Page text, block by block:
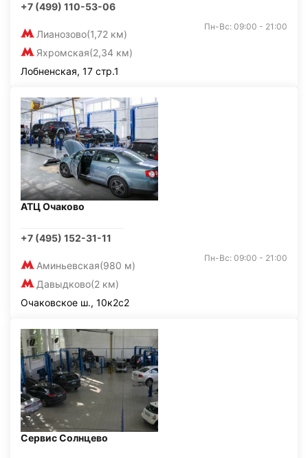
+7 (499) 110-53-06
Лианозово(1,72 км)
Яхромская(2,34 км)
Пн-Вс: 09:00 - 21:00
Лобненская, 17 стр.1
АТЦ Очаково
+7 (495) 152-31-11
Аминьевская(980 м)
Давыдково(2 км)
Пн-Вс: 09:00 - 21:00
Очаковское ш., 10к2с2
Сервис Солнцево